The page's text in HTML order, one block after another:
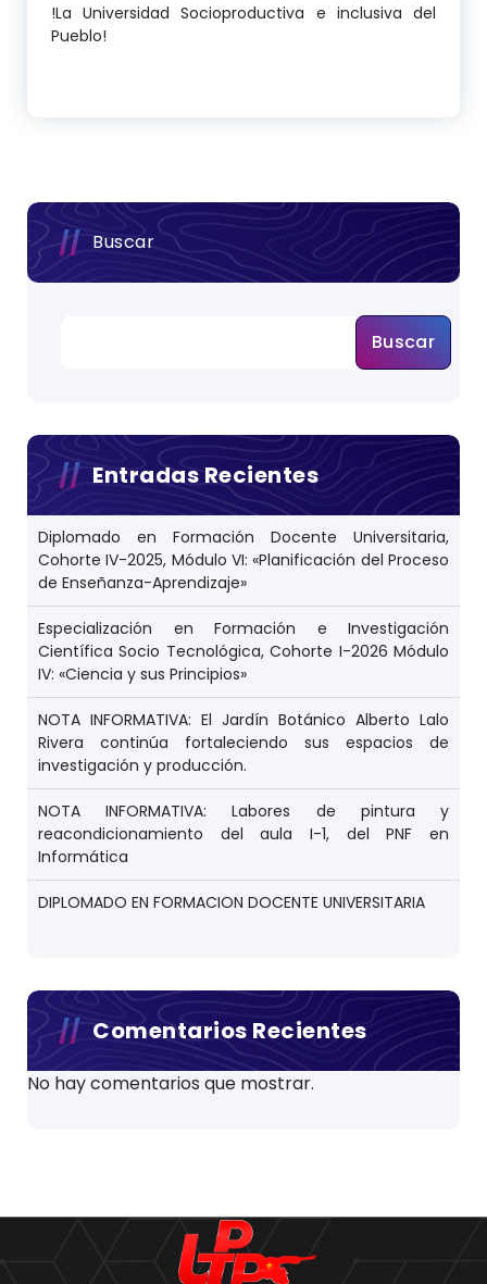
!La Universidad Socioproductiva e inclusiva del
Pueblo!
Buscar
Buscar
Entradas Recientes
Diplomado en Formación Docente Universitaria,
Cohorte IV-2025, Módulo VI: «Planificación del Proceso
de Enseñanza-Aprendizaje»
Especialización en Formación e Investigación
Científica Socio Tecnológica, Cohorte I-2026 Módulo
IV: «Ciencia y sus Principios»
NOTA INFORMATIVA: El Jardín Botánico Alberto Lalo
Rivera continúa fortaleciendo sus espacios de
investigación y producción.
NOTA INFORMATIVA: Labores de pintura y
reacondicionamiento del aula I-1, del PNF en
Informática
DIPLOMADO EN FORMACION DOCENTE UNIVERSITARIA
Comentarios Recientes
No hay comentarios que mostrar.